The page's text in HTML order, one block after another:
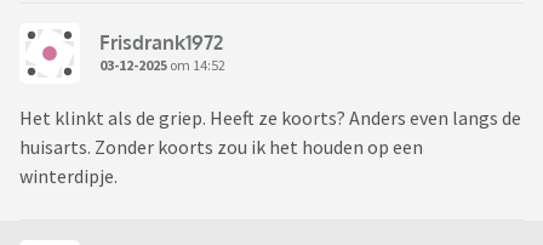
Frisdrank1972
03-12-2025 om 14:52
Het klinkt als de griep. Heeft ze koorts? Anders even langs de
huisarts. Zonder koorts zou ik het houden op een
winterdipje.